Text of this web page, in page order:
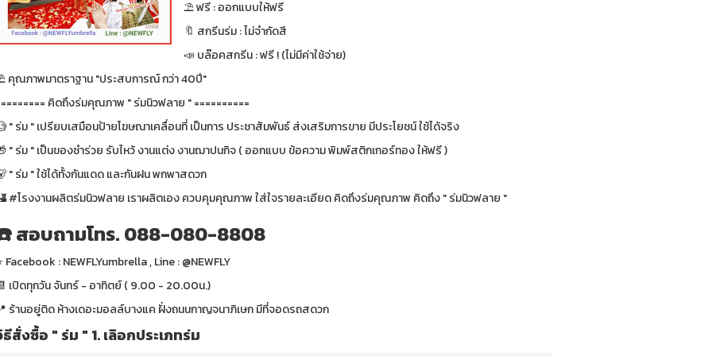
⛱ ฟรี : ออกแบบให้ฟรี
🔖 สกรีนร่ม : ไม่จำกัดสี
📣 บล๊อคสกรีน : ฟรี ! (ไม่มีค่าใช้จ่าย)
คุณภาพมาตราฐาน "ประสบการณ์ กว่า 40ปี"
คิดถึงร่มคุณภาพ " ร่มนิวฟลาย " ==========
" ร่ม " เปรียบเสมือนป้ายโฆษณาเคลื่อนที่ เป็นการ ประชาสัมพันธ์ ส่งเสริมการขาย มีประโยชน์ ใช้ได้จริง
" ร่ม " เป็นของชำร่วย รับไหว้ งานแต่ง งานฌาปนกิจ ( ออกแบบ ข้อความ พิมพ์สติกเกอร์ทอง ให้ฟรี )
" ร่ม " ใช้ได้ทั้งกันแดด และกันฝน พกพาสดวก
#โรงงานผลิตร่มนิวฟลาย เราผลิตเอง ควบคุมคุณภาพ ใส่ใจรายละเอียด คิดถึงร่มคุณภาพ คิดถึง " ร่มนิวฟลาย "
สอบถามโทร. 088-080-8808
Facebook : NEWFLYumbrella , Line : @NEWFLY
เปิดทุกวัน จันทร์ - อาทิตย์ ( 9.00 - 20.00น.)
ร้านอยู่ติด ห้างเดอะมอลล์บางแค ฝั่งถนนกาญจนาภิเษก มีที่จอดรถสดวก
สั่งซื้อ " ร่ม " 1. เลิอกประเภทร่ม